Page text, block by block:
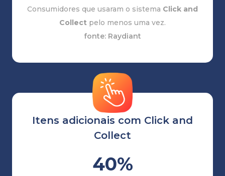
Consumidores que usaram o sistema Click and
Collect pelo menos uma vez.
fonte: Raydiant
Itens adicionais com Click and
Collect
40%